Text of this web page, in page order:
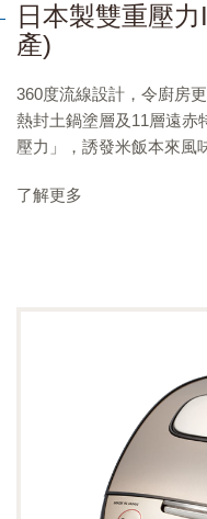
日本製雙重壓
產)
360度流線設計，令廚房更
熱封土鍋塗層及11層遠赤
壓力」，誘發米飯本來風
了解更多